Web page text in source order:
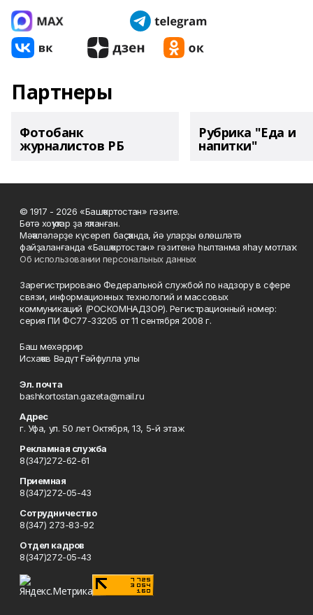
Партнеры
Фотобанк
журналистов РБ
Рубрика "Еда и
напитки"
© 1917 - 2026 «Башҡортостан» гәзите.
Бөтә хоҡуҡтар ҙа яҡланған.
Мәҡәләләрҙе күсереп баҫҡанда, йә уларҙы өлөшләтә
файҙаланғанда «Башҡортостан» гәзитенә һылтанма яһау мотлаҡ.
Об использовании персональных данных
Зарегистрировано Федеральной службой по надзору в сфере
связи, информационных технологий и массовых
коммуникаций (РОСКОМНАДЗОР). Регистрационный номер:
серия ПИ ФС77-33205 от 11 сентября 2008 г.
Баш мөхәррир
Исхаҡов Вәдүт Ғәйфулла улы
Эл. почта
bashkortostan.gazeta@mail.ru
Адрес
г. Уфа, ул. 50 лет Октября, 13, 5-й этаж
Рекламная служба
8(347)272-62-61
Приемная
8(347)272-05-43
Сотрудничество
8(347) 273-83-92
Отдел кадров
8(347)272-05-43